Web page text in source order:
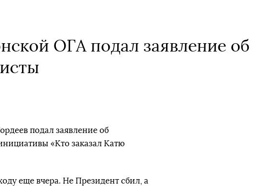
ОГА подал заявление об
подал заявление об
«Кто заказал Катю
еще вчера. Не Президент сбил, а